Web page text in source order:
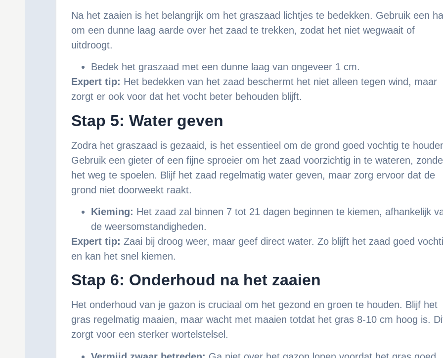
Na het zaaien is het belangrijk om het graszaad lichtjes te bedekken. Gebruik een
om een dunne laag aarde over het zaad te trekken, zodat het niet wegwaait of
uitdroogt.
Bedek het graszaad met een dunne laag van ongeveer 1 cm.
Expert tip: Het bedekken van het zaad beschermt het niet alleen tegen wind, maar
zorgt er ook voor dat het vocht beter behouden blijft.
Stap 5: Water geven
Zodra het graszaad is gezaaid, is het essentieel om de grond goed vochtig te
Gebruik een gieter of een fijne sproeier om het zaad voorzichtig in te wateren,
het weg te spoelen. Blijf het zaad regelmatig water geven, maar zorg ervoor dat de
grond niet doorweekt raakt.
Kieming: Het zaad zal binnen 7 tot 21 dagen beginnen te kiemen, afhankelijk
de weersomstandigheden.
Expert tip: Zaai bij droog weer, maar geef direct water. Zo blijft het zaad goed
en kan het snel kiemen.
Stap 6: Onderhoud na het zaaien
Het onderhoud van je gazon is cruciaal om het gezond en groen te houden. Blijf het
gras regelmatig maaien, maar wacht met maaien totdat het gras 8-10 cm hoog is.
zorgt voor een sterker wortelstelsel.